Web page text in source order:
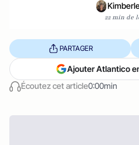
22 min de
Écoutez cet article0:00min
PARTAGER
Ajouter Atlantico